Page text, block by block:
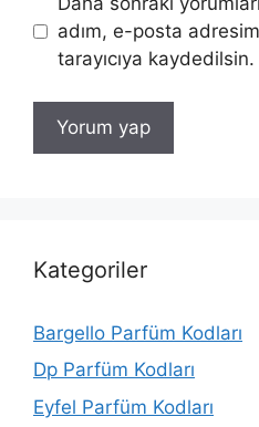
adım, e-posta
tarayıcıya kaydedilsin.
Kategoriler
Bargello Parfüm Kodları
Dp Parfüm Kodları
Eyfel Parfüm Kodları